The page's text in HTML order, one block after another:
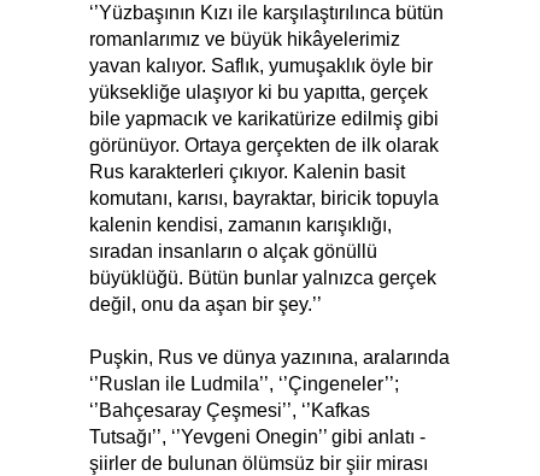
‘’Yüzbaşının Kızı ile karşılaştırılınca bütün
romanlarımız ve büyük hikâyelerimiz
yavan kalıyor. Saflık, yumuşaklık öyle bir
yüksekliğe ulaşıyor ki bu yapıtta, gerçek
bile yapmacık ve karikatürize edilmiş gibi
görünüyor. Ortaya gerçekten de ilk olarak
Rus karakterleri çıkıyor. Kalenin basit
komutanı, karısı, bayraktar, biricik topuyla
kalenin kendisi, zamanın karışıklığı,
sıradan insanların o alçak gönüllü
büyüklüğü. Bütün bunlar yalnızca gerçek
değil, onu da aşan bir şey.’’
Puşkin, Rus ve dünya yazınına, aralarında
‘’Ruslan ile Ludmila’’, ‘’Çingeneler’’;
‘’Bahçesaray Çeşmesi’’, ‘’Kafkas
Tutsağı’’, ‘’Yevgeni Onegin’’ gibi anlatı -
şiirler de bulunan ölümsüz bir şiir mirası